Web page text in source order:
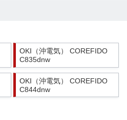
OKI（沖電気） COREFIDO
C835dnw
OKI（沖電気） COREFIDO
C844dnw